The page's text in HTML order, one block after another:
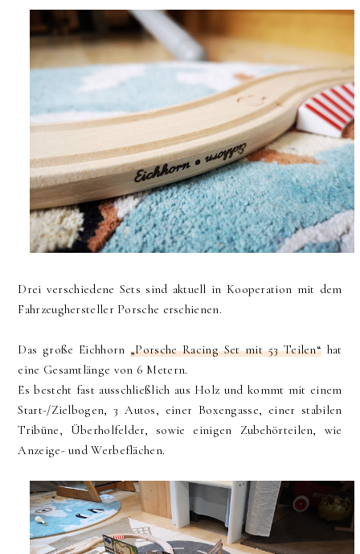
Drei verschiedene Sets sind aktuell in Kooperation mit dem
Fahrzeughersteller Porsche erschienen.
Das große Eichhorn„Porsche Racing Set mit 53 Teilen“ hat
eine Gesamtlänge von 6 Metern.
Es besteht fast ausschließlich aus Holz und kommt mit einem
Start-/Zielbogen, 3 Autos, einer Boxengasse, einer stabilen
Tribüne, Überholfelder, sowie einigen Zubehörteilen, wie
Anzeige- und Werbeflächen.